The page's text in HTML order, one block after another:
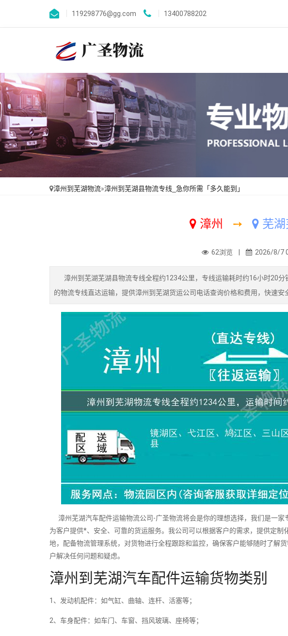
119298776@gg.com 13400788202
漳州到芜湖物流»漳州到芜湖县物流专线_急你所需「多久能到」
漳州 ➙ 芜湖
62浏览 | 2026/8/7
漳州到芜湖芜湖县物流专线全程约1234公里，专线运输耗时约16小时20分
的物流专线直达运输，提供漳州到芜湖货运公司电话查询价格和费用，快速安
漳州芜湖汽车配件运输物流公司-广圣物流将会是你的理想选择，我们是一家
为客户提供*、安全、可靠的货运服务。我公司可以根据客户的需求，提供定
地，配备物流管理系统，对货物进行全程跟踪和监控，确保客户能够随时了解
户解决任何问题和疑虑。
漳州到芜湖汽车配件运输货物类别
1、发动机配件：如气缸、曲轴、连杆、活塞等；
2、车身配件：如车门、车窗、挡风玻璃、座椅等；